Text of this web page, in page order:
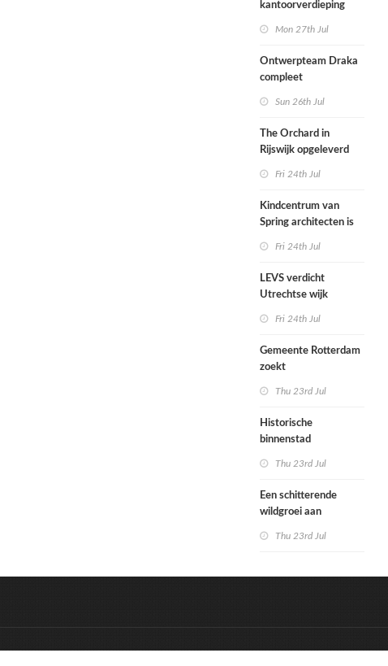
kantoorverdieping
hernieuwd in
Mon 27th Jul
Ontwerpteam Draka
compleet
Sun 26th Jul
The Orchard in
Rijswijk opgeleverd
Fri 24th Jul
Kindcentrum van
Spring architecten is
Fri 24th Jul
LEVS verdicht
Utrechtse wijk
Fri 24th Jul
Gemeente Rotterdam
zoekt
doorrekenen met
CO2-rekenmethode
Thu 23rd Jul
Historische
binnenstad
werelderfgoed
Thu 23rd Jul
Een schitterende
wildgroei aan
Thu 23rd Jul